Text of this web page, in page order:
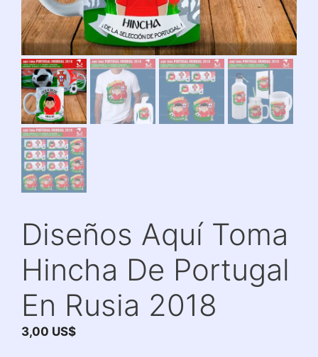
Diseños Aquí Toma
Hincha De Portugal
En Rusia 2018
3,00 US$